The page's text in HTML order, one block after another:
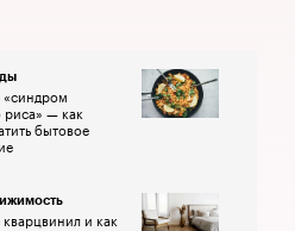
«синдром
— как
бытовое
кварцвинил и как